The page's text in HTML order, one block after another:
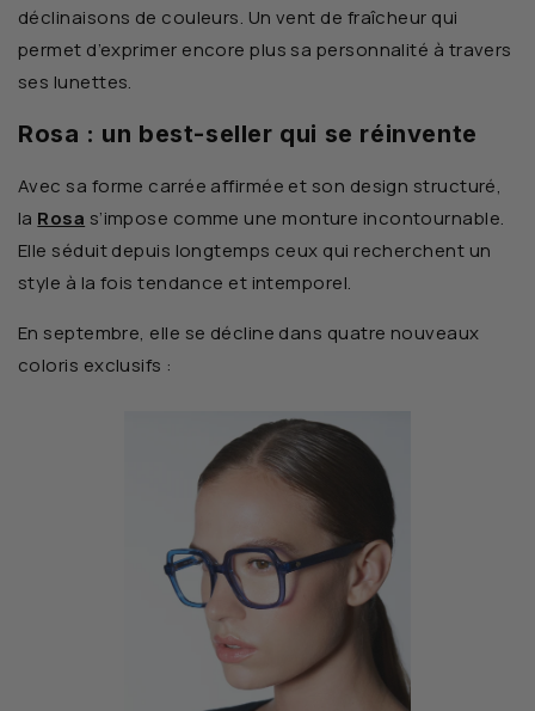
déclinaisons de couleurs. Un vent de fraîcheur qui
permet d’exprimer encore plus sa personnalité à travers
ses lunettes.
Rosa : un best-seller qui se réinvente
Avec sa forme carrée affirmée et son design structuré,
la Rosa s’impose comme une monture incontournable.
Elle séduit depuis longtemps ceux qui recherchent un
style à la fois tendance et intemporel.
En septembre, elle se décline dans quatre nouveaux
coloris exclusifs :